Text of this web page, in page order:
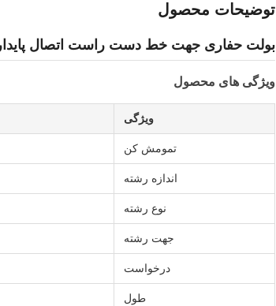
توضیحات محصول
بولت حفاری جهت خط دست راست اتصال پایدار
ویژگی های محصول
ویژگی
تمومش کن
اندازه رشته
نوع رشته
جهت رشته
درخواست
طول